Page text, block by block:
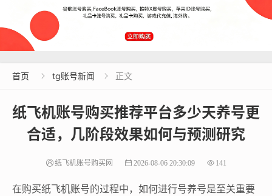
首页  tg账号新闻  正文
纸飞机账号购买推荐平台多少天养号更
合适，几阶段效果如何与预测研究
纸飞机账号购买网 2026-08-06 20:30:09 141
在购买纸飞机账号的过程中，如何进行号养号是至关重要